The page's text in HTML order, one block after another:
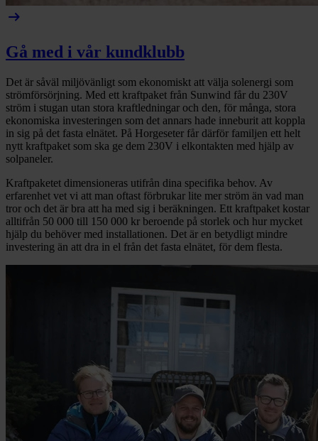
arrow_right_alt
Gå med i vår kundklubb
Det är såväl miljövänligt som ekonomiskt att välja solenergi som
strömförsörjning. Med ett kraftpaket från Sunwind får du 230V
ström i stugan utan stora kraftledningar och den, för många, stora
ekonomiska investeringen som det annars hade inneburit att koppla
in sig på det fasta elnätet. På Horgeseter får därför familjen ett helt
nytt kraftpaket som ska ge dem 230V i elkontakten med hjälp av
solpaneler.
Kraftpaketet dimensioneras utifrån dina specifika behov. Av
erfarenhet vet vi att man oftast förbrukar lite mer ström än vad man
tror och det är bra att ha med sig i beräkningen. Ett kraftpaket kostar
alltifrån 50 000 till 150 000 kr beroende på storlek och hur mycket
hjälp du behöver med installationen. Det är en betydligt mindre
investering än att dra in el från det fasta elnätet, för dem flesta.